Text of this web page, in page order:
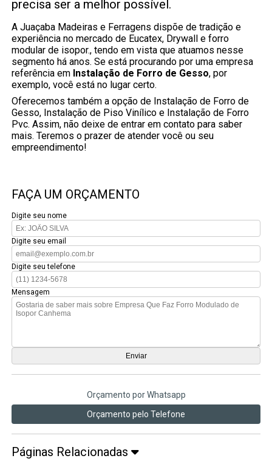
precisa ser a melhor possível.
A Juaçaba Madeiras e Ferragens dispõe de tradição e
experiência no mercado de Eucatex, Drywall e forro
modular de isopor., tendo em vista que atuamos nesse
segmento há anos. Se está procurando por uma empresa
referência em Instalação de Forro de Gesso, por
exemplo, você está no lugar certo.
Oferecemos também a opção de Instalação de Forro de
Gesso, Instalação de Piso Vinílico e Instalação de Forro
Pvc. Assim, não deixe de entrar em contato para saber
mais. Teremos o prazer de atender você ou seu
empreendimento!
FAÇA UM ORÇAMENTO
Digite seu nome
Digite seu email
Digite seu telefone
Mensagem
Orçamento por Whatsapp
Orçamento pelo Telefone
Páginas Relacionadas